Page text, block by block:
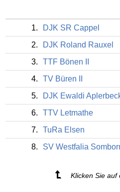
1. DJK SR Cappel
2.
DJK Roland Rauxel
3.
TTF Bönen II
4.
TV Büren II
5.
DJK Ewaldi
6.
TTV Letmathe
7.
TuRa Elsen
8.
SV Westfalia
Klicken Sie auf